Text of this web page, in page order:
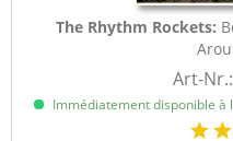
The Rhythm Rockets:
Art-
Immédiatement disponible